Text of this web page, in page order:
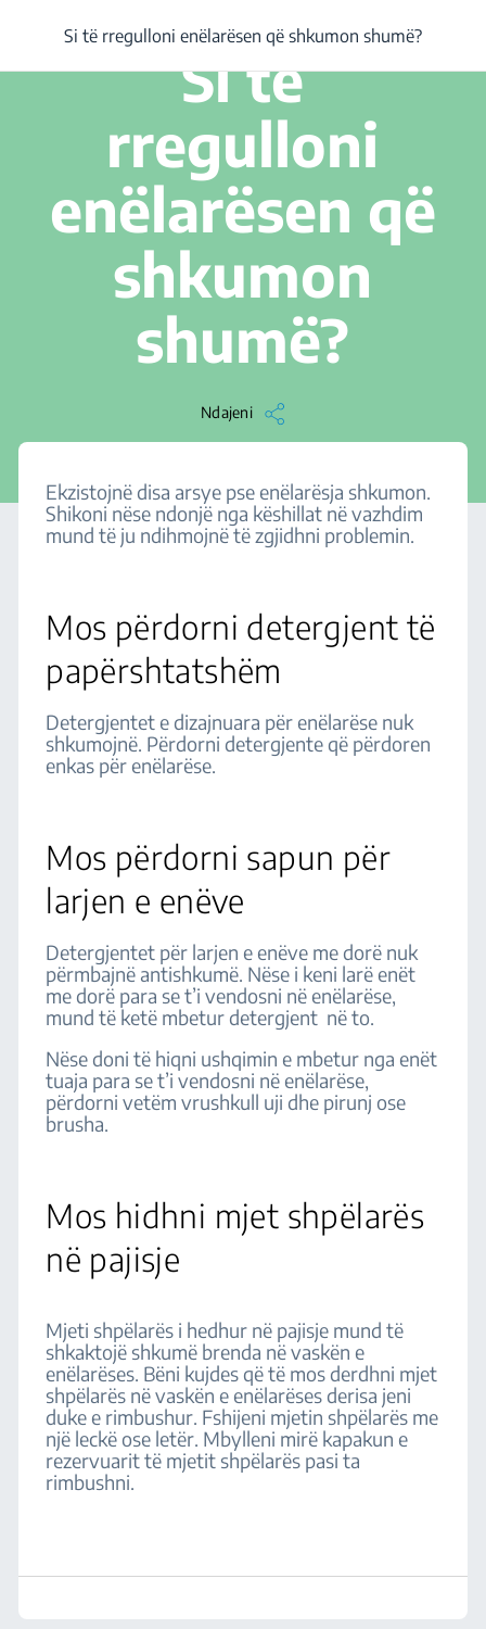
Si të rregulloni enëlarësen që shkumon shumë?
1 min. Lexojeni
Si të
rregulloni
enëlarësen që
shkumon
shumë?
Ndajeni
Si të rregulloni enëlarësen që shkumon shumë?
Ekzistojnë disa arsye pse enëlarësja shkumon.
Shikoni nëse ndonjë nga këshillat në vazhdim
mund të ju ndihmojnë të zgjidhni problemin.
Mos përdorni detergjent të
papërshtatshëm
Detergjentet e dizajnuara për enëlarëse nuk
shkumojnë. Përdorni detergjente që përdoren
enkas për enëlarëse.
Mos përdorni sapun për
larjen e enëve
Detergjentet për larjen e enëve me dorë nuk
përmbajnë antishkumë. Nëse i keni larë enët
me dorë para se t’i vendosni në enëlarëse,
mund të ketë mbetur detergjent në to.
Nëse doni të hiqni ushqimin e mbetur nga enët
tuaja para se t’i vendosni në enëlarëse,
përdorni vetëm vrushkull uji dhe pirunj ose
brusha.
Mos hidhni mjet shpëlarës
në pajisje
Mjeti shpëlarës i hedhur në pajisje mund të
shkaktojë shkumë brenda në vaskën e
enëlarëses. Bëni kujdes që të mos derdhni mjet
shpëlarës në vaskën e enëlarëses derisa jeni
duke e rimbushur. Fshijeni mjetin shpëlarës me
një leckë ose letër. Mbylleni mirë kapakun e
rezervuarit të mjetit shpëlarës pasi ta
rimbushni.